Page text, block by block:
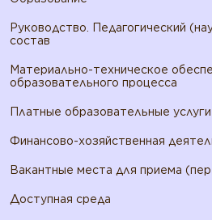
Руководство. Педагогический
состав
Материально-техническое
образовательного процесса
Платные образовательные услуги
Финансово-хозяйственная
Вакантные места для приема
Доступная среда